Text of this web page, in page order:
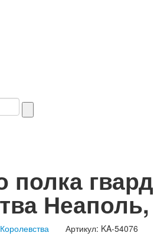
полка
Неаполь,
Артикул: KA-54076